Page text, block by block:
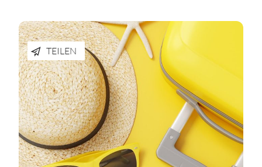
TEILEN